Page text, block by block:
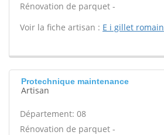
Rénovation de parquet -
Voir la fiche artisan : E i gillet romain
Protechnique maintenance
Artisan
Département: 08
Rénovation de parquet -